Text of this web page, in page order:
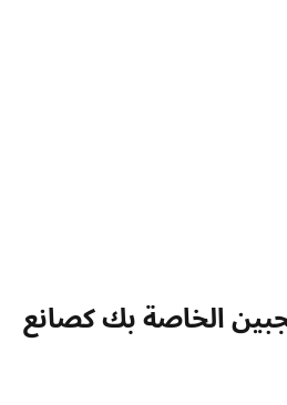
الخاصة بك كصانع